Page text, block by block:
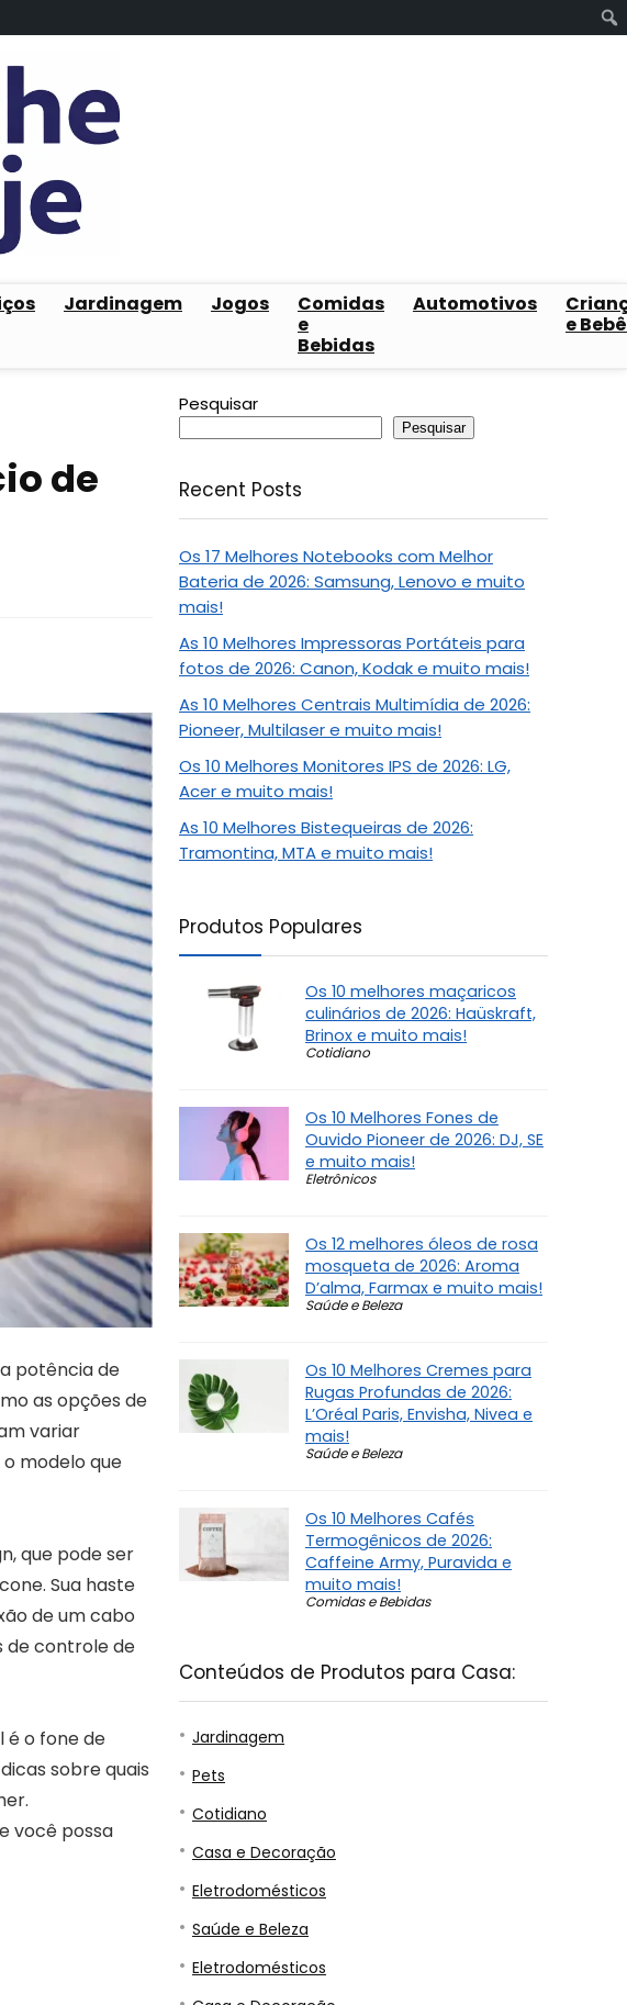
Jardinagem Jogos
Comidas
e
Bebidas
Automotivos
e
de
potência de
as opções de
variar
modelo que
que pode ser
Sua haste
de um cabo
de controle de
é o fone de
sobre quais
você possa
Pesquisar
Pesquisar
Recent Posts
Os 17 Melhores Notebooks com Melhor
Bateria de 2026: Samsung, Lenovo e muito
mais!
As 10 Melhores Impressoras Portáteis para
fotos de 2026: Canon, Kodak e muito mais!
As 10 Melhores Centrais Multimídia de 2026:
Pioneer, Multilaser e muito mais!
Os 10 Melhores Monitores IPS de 2026: LG,
Acer e muito mais!
As 10 Melhores Bistequeiras de 2026:
Tramontina, MTA e muito mais!
Produtos Populares
Os 10 melhores maçaricos
culinários de 2026: Haüskraft,
Brinox e muito mais!
Cotidiano
Os 10 Melhores Fones de
Ouvido Pioneer de 2026: DJ, SE
e muito mais!
Eletrônicos
Os 12 melhores óleos de rosa
mosqueta de 2026: Aroma
D’alma, Farmax e muito mais!
Saúde e Beleza
Os 10 Melhores Cremes para
Rugas Profundas de 2026:
L’Oréal Paris, Envisha, Nivea e
mais!
Saúde e Beleza
Os 10 Melhores Cafés
Termogênicos de 2026:
Caffeine Army, Puravida e
muito mais!
Comidas e Bebidas
Conteúdos de Produtos para Casa:
Jardinagem
Pets
Cotidiano
Casa e Decoração
Eletrodomésticos
Saúde e Beleza
Eletrodomésticos